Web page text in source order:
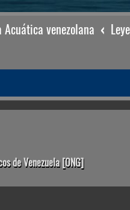
Acuática venezolana
de Venezuela [ONG]